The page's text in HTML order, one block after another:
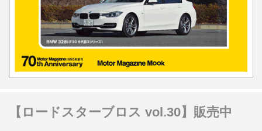
【ロードスターブロス vol.30】販売中